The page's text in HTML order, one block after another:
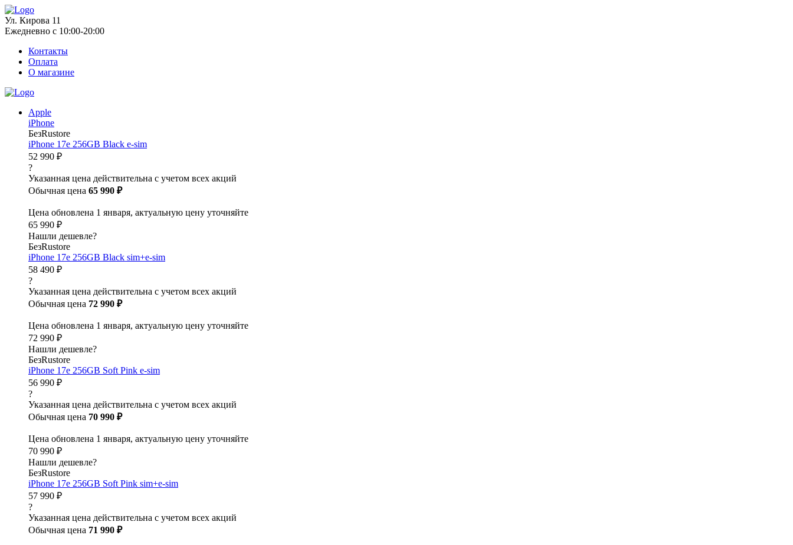
Ул. Кирова 11
Ежедневно с 10:00-20:00
Контакты
Оплата
О магазине
Apple
iPhone
БезRustore
iPhone 17e 256GB Black e-sim
52 990 ₽
?
Указанная цена действительна с учетом всех акций
Обычная цена 65 990 ₽
Цена обновлена 1 января, актуальную цену уточняйте
65 990 ₽
Нашли дешевле?
БезRustore
iPhone 17e 256GB Black sim+e-sim
58 490 ₽
?
Указанная цена действительна с учетом всех акций
Обычная цена 72 990 ₽
Цена обновлена 1 января, актуальную цену уточняйте
72 990 ₽
Нашли дешевле?
БезRustore
iPhone 17e 256GB Soft Pink e-sim
56 990 ₽
?
Указанная цена действительна с учетом всех акций
Обычная цена 70 990 ₽
Цена обновлена 1 января, актуальную цену уточняйте
70 990 ₽
Нашли дешевле?
БезRustore
iPhone 17e 256GB Soft Pink sim+e-sim
57 990 ₽
?
Указанная цена действительна с учетом всех акций
Обычная цена 71 990 ₽